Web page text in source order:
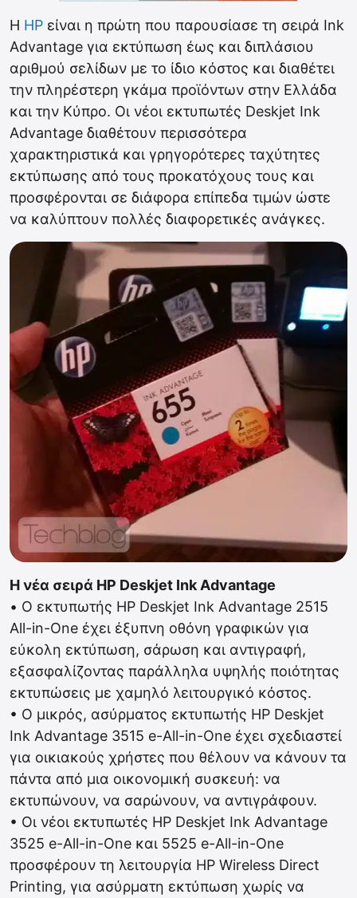
Η HP είναι η πρώτη που παρουσίασε τη σειρά Ink
Advantage για εκτύπωση έως και διπλάσιου
αριθμού σελίδων με το ίδιο κόστος και διαθέτει
την πληρέστερη γκάμα προϊόντων στην Ελλάδα
και την Κύπρο. Οι νέοι εκτυπωτές Deskjet Ink
Advantage διαθέτουν περισσότερα
χαρακτηριστικά και γρηγορότερες ταχύτητες
εκτύπωσης από τους προκατόχους τους και
προσφέρονται σε διάφορα επίπεδα τιμών ώστε
να καλύπτουν πολλές διαφορετικές ανάγκες.
Η νέα σειρά HP Deskjet Ink Advantage
• Ο εκτυπωτής HP Deskjet Ink Advantage 2515
All-in-One έχει έξυπνη οθόνη γραφικών για
εύκολη εκτύπωση, σάρωση και αντιγραφή,
εξασφαλίζοντας παράλληλα υψηλής ποιότητας
εκτυπώσεις με χαμηλό λειτουργικό κόστος.
• Ο μικρός, ασύρματος εκτυπωτής HP Deskjet
Ink Advantage 3515 e-All-in-One έχει σχεδιαστεί
για οικιακούς χρήστες που θέλουν να κάνουν τα
πάντα από μια οικονομική συσκευή: να
εκτυπώνουν, να σαρώνουν, να αντιγράφουν.
• Οι νέοι εκτυπωτές HP Deskjet Ink Advantage
3525 e-All-in-One και 5525 e-All-in-One
προσφέρουν τη λειτουργία HP Wireless Direct
Printing, για ασύρματη εκτύπωση χωρίς να